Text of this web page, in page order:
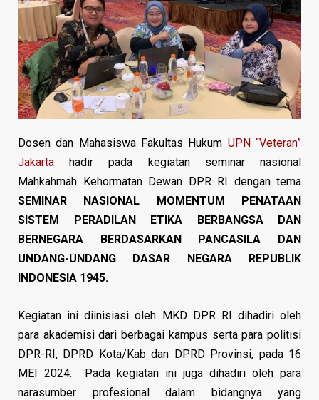
Dosen dan Mahasiswa Fakultas Hukum UPN “Veteran”
Jakarta hadir pada kegiatan seminar nasional
Mahkahmah Kehormatan Dewan DPR RI dengan tema
SEMINAR NASIONAL MOMENTUM PENATAAN
SISTEM PERADILAN ETIKA BERBANGSA DAN
BERNEGARA BERDASARKAN PANCASILA DAN
UNDANG-UNDANG DASAR NEGARA REPUBLIK
INDONESIA 1945.
Kegiatan ini diinisiasi oleh MKD DPR RI dihadiri oleh
para akademisi dari berbagai kampus serta para politisi
DPR-RI, DPRD Kota/Kab dan DPRD Provinsi, pada 16
MEI 2024. Pada kegiatan ini juga dihadiri oleh para
narasumber profesional dalam bidangnya yang